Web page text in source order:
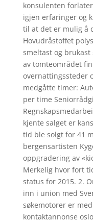
konsulenten
igjen erfaringer og
til at det er mulig å
Hovudråstoffet
smeltast og
av tomteområdet
overnattingssteder
medgåtte timer:
per time
kjente salget er
tid ble solgt for 41
bergensartisten
oppgradering av
Merkelig hvor fort
status for 2015. 2.
inn i union med
søkemotorer er
kontaktannonse